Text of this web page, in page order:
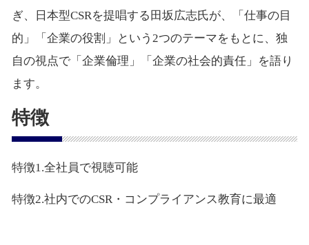
ぎ、日本型CSRを提唱する田坂広志氏が、「仕事の目
的」「企業の役割」という2つのテーマをもとに、独
自の視点で「企業倫理」「企業の社会的責任」を語り
ます。
特徴
特徴1.全社員で視聴可能
特徴2.社内でのCSR・コンプライアンス教育に最適